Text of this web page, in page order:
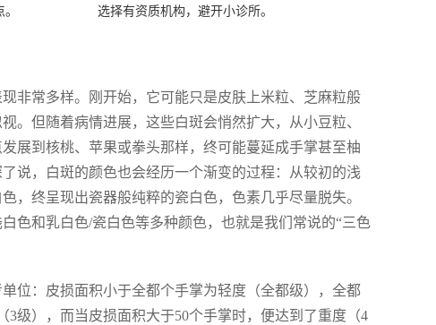
选择有资质机构，避开小诊所。
非常多样。刚开始，它可能只是皮肤上米粒、芝麻粒般
。但随着病情进展，这些白斑会悄然扩大，从小豆粒、
展到核桃、苹果或拳头那样，终可能蔓延成手掌甚至柚
说，白斑的颜色也会经历一个渐变的过程：从较初的浅
，终呈现出瓷器般纯粹的瓷白色，色素几乎尽量脱失。
色和乳白色/瓷白色等多种颜色，也就是我们常说的“三色
位：皮损面积小于全都个手掌为轻度（全都级），全都
级），而当皮损面积大于50个手掌时，便达到了重度（4